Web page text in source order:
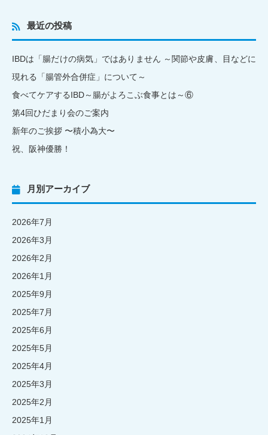
最近の投稿
IBDは「腸だけの病気」ではありません ～関節や皮膚、目などに
現れる「腸管外合併症」について～
食べてケアするIBD～腸がよろこぶ食事とは～⑥
第4回ひだまり会のご案内
新年のご挨拶 〜積小為大〜
祝、阪神優勝！
月別アーカイブ
2026年7月
2026年3月
2026年2月
2026年1月
2025年9月
2025年7月
2025年6月
2025年5月
2025年4月
2025年3月
2025年2月
2025年1月